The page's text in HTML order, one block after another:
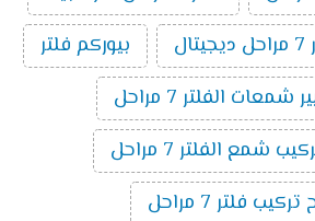
بيوركم فلتر
الفلتر 7 مراحل
شمع الفلتر 7 مراحل
فلتر 7 مراحل